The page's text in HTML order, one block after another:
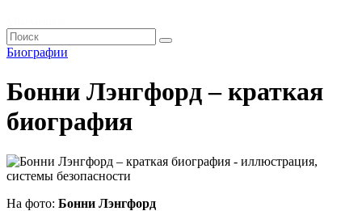
Биографии
Бонни Лэнгфорд – краткая
биография
На фото: Бонни Лэнгфорд